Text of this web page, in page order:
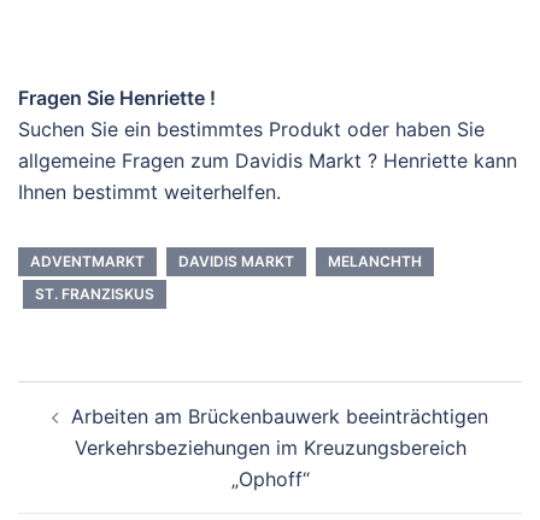
Fragen Sie Henriette !
Suchen Sie ein bestimmtes Produkt oder haben Sie
allgemeine Fragen zum Davidis Markt ? Henriette kann
Ihnen bestimmt weiterhelfen.
ADVENTMARKT DAVIDIS MARKT
MELANCHTH
ST. FRANZISKUS
Navigation
Arbeiten am Brückenbauwerk beeinträchtigen
Verkehrsbeziehungen im Kreuzungsbereich
„Ophoff“